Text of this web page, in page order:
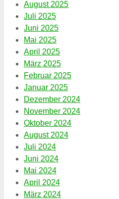
August 2025
Juli 2025
Juni 2025
Mai 2025
April 2025
März 2025
Februar 2025
Januar 2025
Dezember 2024
November 2024
Oktober 2024
August 2024
Juli 2024
Juni 2024
Mai 2024
April 2024
März 2024